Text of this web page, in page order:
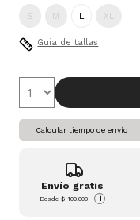
S M L XL
Guia de tallas
Calcular tiempo de envío
Envío gratis
Desde$ 100.000 i